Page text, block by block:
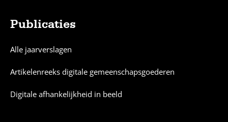
Publicaties
Alle jaarverslagen
Artikelenreeks digitale gemeenschapsgoederen
Digitale afhankelijkheid in beeld